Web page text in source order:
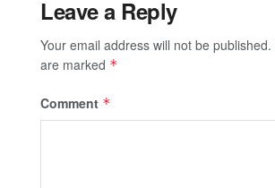
Leave a Reply
Your email address will not be published.
are marked *
Comment *